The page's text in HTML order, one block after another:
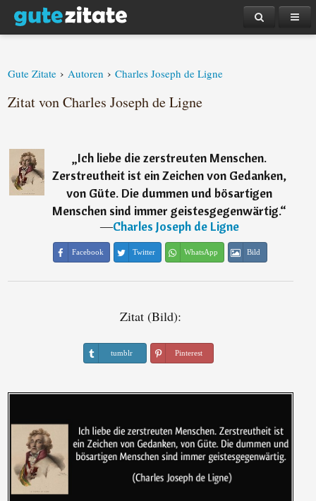
Gute Zitate › Autoren › Charles Joseph de Ligne
Zitat von Charles Joseph de Ligne
„Ich liebe die zerstreuten Menschen.
Zerstreutheit ist ein Zeichen von Gedanken,
von Güte. Die dummen und bösartigen
Menschen sind immer geistesgegenwärtig.“
―Charles Joseph de Ligne
Facebook Twitter WhatsApp Bild
Zitat (Bild):
tumblr Pinterest